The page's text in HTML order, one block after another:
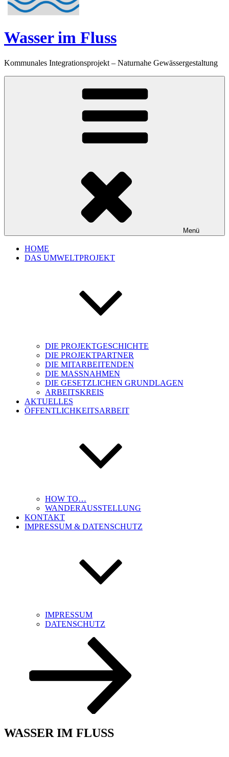
Wasser im Fluss
Kommunales Integrationsprojekt – Naturnahe Gewässergestaltung
Menü
HOME
DAS UMWELTPROJEKT
DIE PROJEKTGESCHICHTE
DIE PROJEKTPARTNER
DIE MITARBEITENDEN
DIE MASSNAHMEN
DIE GESETZLICHEN GRUNDLAGEN
ARBEITSKREIS
AKTUELLES
ÖFFENTLICHKEITSARBEIT
HOW TO…
WANDERAUSSTELLUNG
KONTAKT
IMPRESSUM & DATENSCHUTZ
IMPRESSUM
DATENSCHUTZ
WASSER IM FLUSS